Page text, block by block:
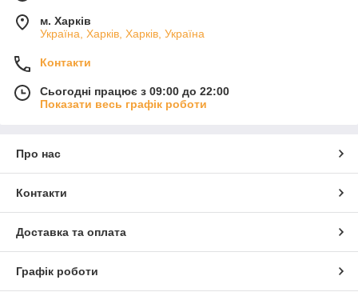
м. Харків
Україна, Харків, Харків, Україна
Контакти
Сьогодні працює з 09:00 до 22:00
Показати весь графік роботи
Про нас
Контакти
Доставка та оплата
Графік роботи